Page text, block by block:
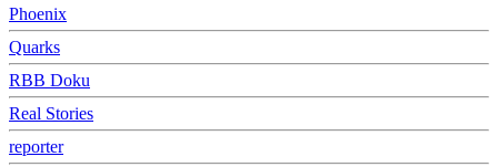
Phoenix
Quarks
RBB Doku
Real Stories
reporter